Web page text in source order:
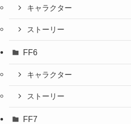
キャラクター
ストーリー
FF6
キャラクター
ストーリー
FF7